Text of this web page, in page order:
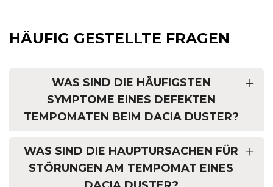
HÄUFIG GESTELLTE FRAGEN
WAS SIND DIE HÄUFIGSTEN
SYMPTOME EINES DEFEKTEN
TEMPOMATEN BEIM DACIA DUSTER?
WAS SIND DIE HAUPTURSACHEN FÜR
STÖRUNGEN AM TEMPOMAT EINES